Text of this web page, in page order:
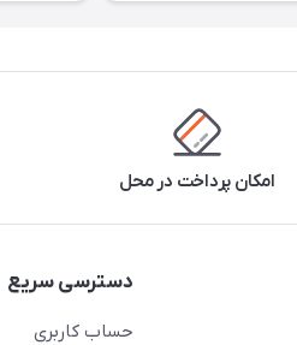
امکان پرداخت در محل
دسترسی سریع
حساب کاربری